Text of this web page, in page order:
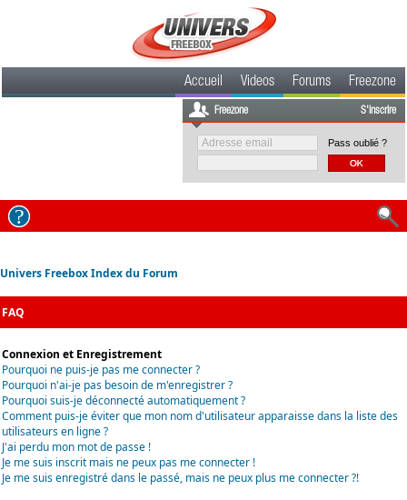
Accueil Videos Forums Freezone
Freezone S'inscrire
Pass oublié ?
Univers Freebox Index du Forum
FAQ
Connexion et Enregistrement
Pourquoi ne puis-je pas me connecter ?
Pourquoi n'ai-je pas besoin de m'enregistrer ?
Pourquoi suis-je déconnecté automatiquement ?
Comment puis-je éviter que mon nom d'utilisateur apparaisse dans la liste des
utilisateurs en ligne ?
J'ai perdu mon mot de passe !
Je me suis inscrit mais ne peux pas me connecter !
Je me suis enregistré dans le passé, mais ne peux plus me connecter ?!